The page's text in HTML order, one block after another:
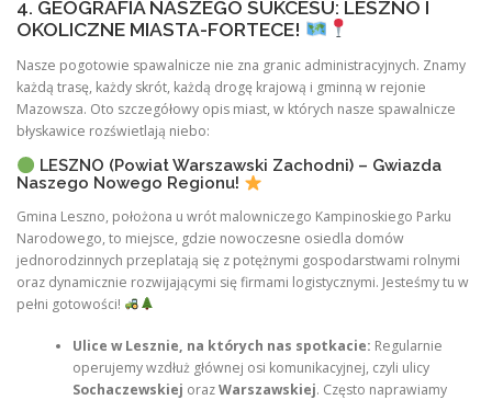
4. GEOGRAFIA NASZEGO SUKCESU: LESZNO I
OKOLICZNE MIASTA-FORTECE!
Nasze pogotowie spawalnicze nie zna granic administracyjnych. Znamy
każdą trasę, każdy skrót, każdą drogę krajową i gminną w rejonie
Mazowsza. Oto szczegółowy opis miast, w których nasze spawalnicze
błyskawice rozświetlają niebo:
LESZNO (Powiat Warszawski Zachodni) – Gwiazda
Naszego Nowego Regionu!
Gmina Leszno, położona u wrót malowniczego Kampinoskiego Parku
Narodowego, to miejsce, gdzie nowoczesne osiedla domów
jednorodzinnych przeplatają się z potężnymi gospodarstwami rolnymi
oraz dynamicznie rozwijającymi się firmami logistycznymi. Jesteśmy tu w
pełni gotowości!
Ulice w Lesznie, na których nas spotkacie: Regularnie
operujemy wzdłuż głównej osi komunikacyjnej, czyli ulicy
Sochaczewskiej orazWarszawskiej. Często naprawiamy